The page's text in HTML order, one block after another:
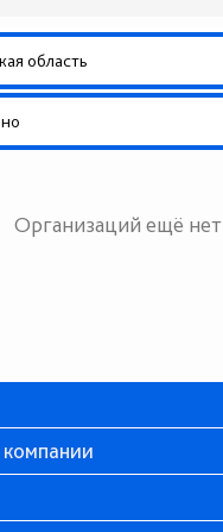
область
Организаций ещё нет